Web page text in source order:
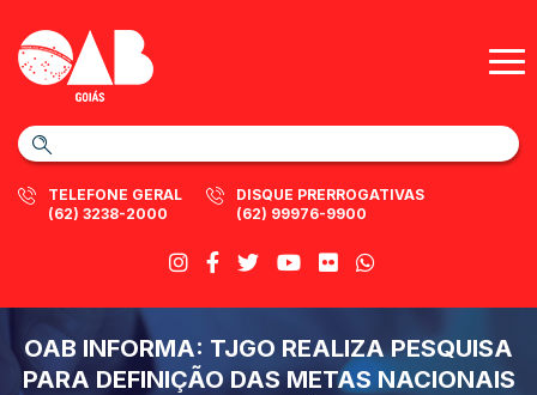
TELEFONE GERAL
(62) 3238-2000
DISQUE PRERROGATIVAS
(62) 99976-9900
OAB INFORMA: TJGO REALIZA PESQUISA
PARA DEFINIÇÃO DAS METAS NACIONAIS